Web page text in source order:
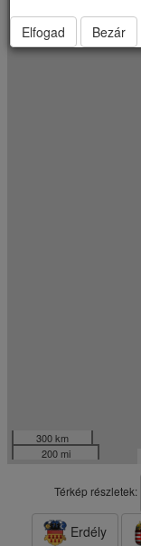
300 km
200 mi
Térkép részletek:
Erdély
Elfogad Bezár